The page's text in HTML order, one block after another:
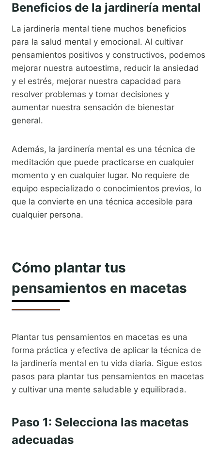
Beneficios de la jardinería mental
La jardinería mental tiene muchos beneficios
para la salud mental y emocional. Al cultivar
pensamientos positivos y constructivos, podemos
mejorar nuestra autoestima, reducir la ansiedad
y el estrés, mejorar nuestra capacidad para
resolver problemas y tomar decisiones y
aumentar nuestra sensación de bienestar
general.
Además, la jardinería mental es una técnica de
meditación que puede practicarse en cualquier
momento y en cualquier lugar. No requiere de
equipo especializado o conocimientos previos, lo
que la convierte en una técnica accesible para
cualquier persona.
Cómo plantar tus
pensamientos en macetas
Plantar tus pensamientos en macetas es una
forma práctica y efectiva de aplicar la técnica de
la jardinería mental en tu vida diaria. Sigue estos
pasos para plantar tus pensamientos en macetas
y cultivar una mente saludable y equilibrada.
Paso 1: Selecciona las macetas
adecuadas